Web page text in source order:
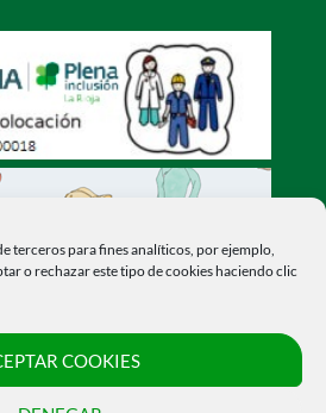
terceros para fines analíticos, por ejemplo,
o rechazar este tipo de cookies haciendo clic
COOKIES